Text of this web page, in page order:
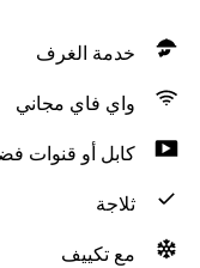
خدمة الغرف
واي فاي مجاني
كابل أو قنوات
ثلاجة
مع تكييف